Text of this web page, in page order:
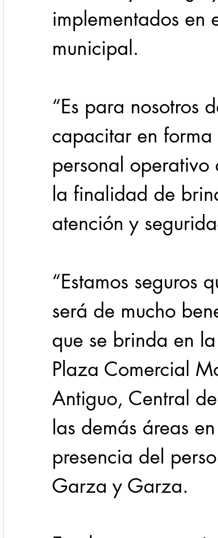
implementados
municipal.
“Es para nosotros
capacitar en
personal
la finalidad de
atención y
“Estamos seguros
será de mucho
que se brinda en
Plaza Comercial
Antiguo, Central
las demás áreas
presencia del
Garza y Garza.